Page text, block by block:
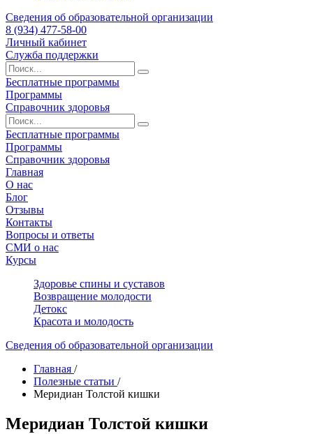
Сведения об образовательной организации
8 (934) 477-58-00
Личный кабинет
Служба поддержки
Бесплатные программы
Программы
Справочник здоровья
Бесплатные программы
Программы
Справочник здоровья
Главная
О нас
Блог
Отзывы
Контакты
Вопросы и ответы
СМИ о нас
Курсы
Здоровье спины и суставов
Возвращение молодости
Детокс
Красота и молодость
Сведения об образовательной организации
Главная /
Полезные статьи /
Меридиан Толстой кишки
Меридиан Толстой кишки